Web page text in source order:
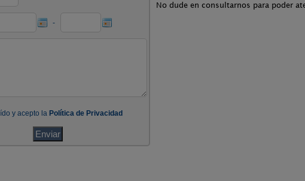
No dude en consultarnos para poder